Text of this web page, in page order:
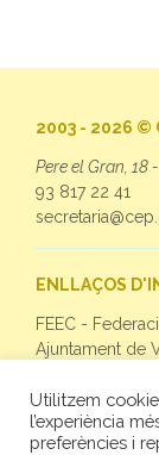
2003 - 2026 ©
Pere el Gran, 18
93 817 22 41
ENLLAÇOS
FEEC -
Ajuntament de
SEGUEIX-NOS
Utilitzem
l’experiència
preferències i